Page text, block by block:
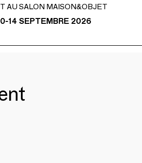
AU SALON MAISON&OBJET
14 SEPTEMBRE 2026